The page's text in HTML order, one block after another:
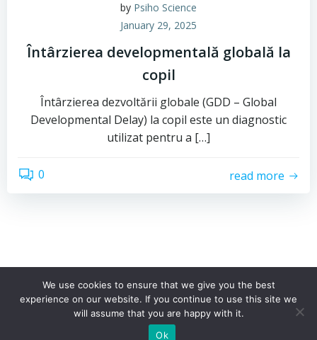
by Psiho Science
January 29, 2025
Întârzierea developmentală globală la
copil
Întârzierea dezvoltării globale (GDD – Global
Developmental Delay) la copil este un diagnostic
utilizat pentru a […]
0 read more
© 2026 Psiho Science. Toate drepturile rezervate
We use cookies to ensure that we give you the best
experience on our website. If you continue to use this site we
will assume that you are happy with it.
Ok